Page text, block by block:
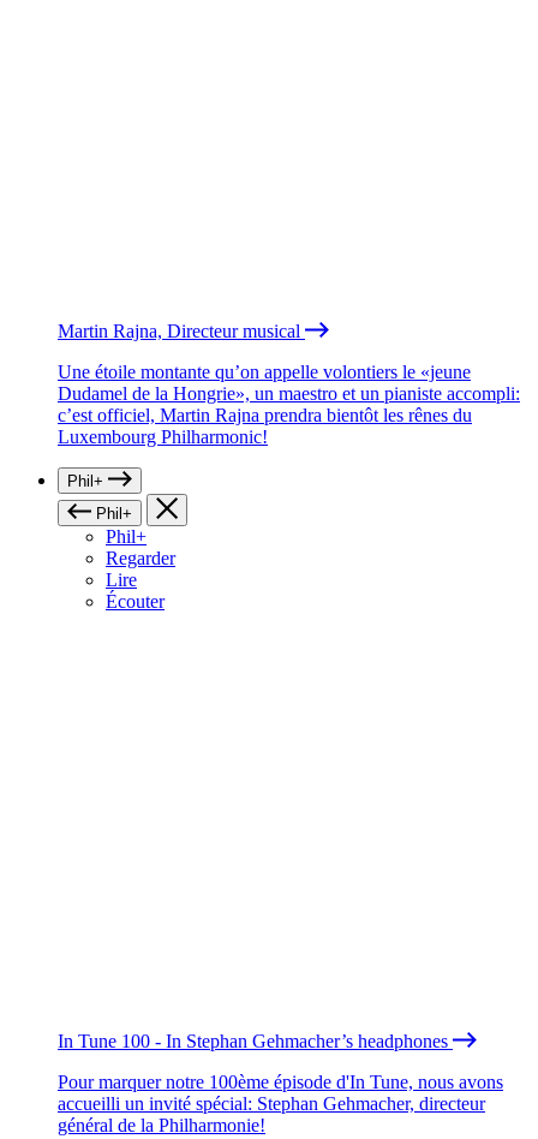
Martin Rajna, Directeur musical
Une étoile montante qu’on appelle volontiers le «jeune
Dudamel de la Hongrie», un maestro et un pianiste accompli:
c’est officiel, Martin Rajna prendra bientôt les rênes du
Luxembourg Philharmonic!
Phil+
Phil+
Phil+
Regarder
Lire
Écouter
In Tune 100 - In Stephan Gehmacher’s headphones
Pour marquer notre 100ème épisode d'In Tune, nous avons
accueilli un invité spécial: Stephan Gehmacher, directeur
général de la Philharmonie!